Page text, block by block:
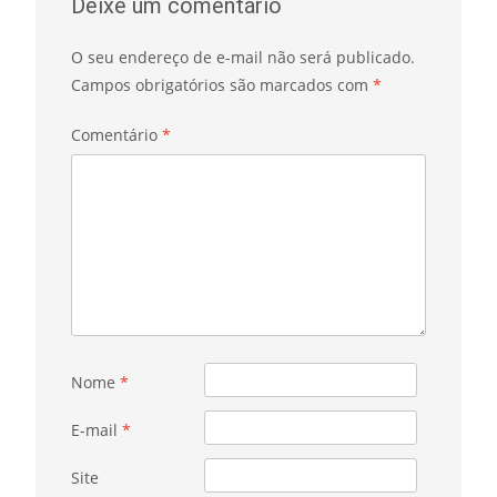
Deixe um comentário
O seu endereço de e-mail não será publicado.
Campos obrigatórios são marcados com *
Comentário *
Nome *
E-mail *
Site